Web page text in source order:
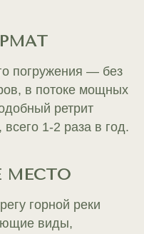
погружения — без
в потоке мощных
ретрит
1-2 раза в год.
МЕСТО
горной реки
виды,